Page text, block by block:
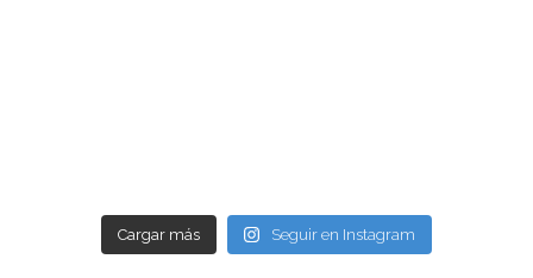
Cargar más Seguir en Instagram